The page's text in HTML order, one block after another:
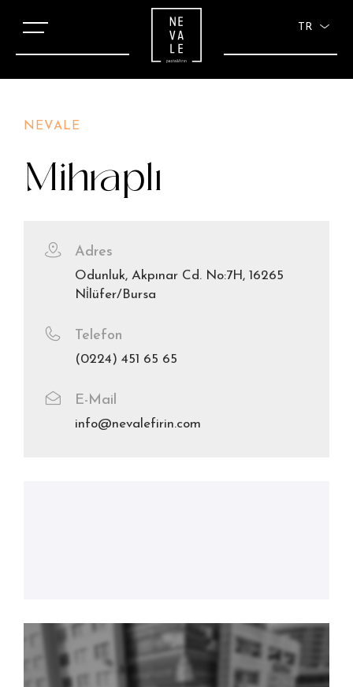
TR
NEVALE
Mihraplı
Adres
Odunluk, Akpınar Cd. No:7H, 16265
Ni̇lüfer/Bursa
Telefon
(0224) 451 65 65
E-Mail
info@nevalefirin.com